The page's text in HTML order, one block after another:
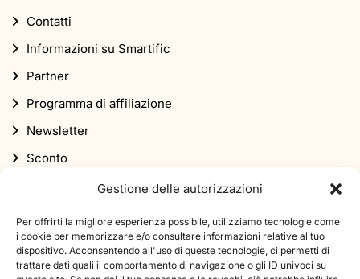
Gestione delle autorizzazioni
Per offrirti la migliore esperienza possibile, utilizziamo tecnologie come
i cookie per memorizzare e/o consultare informazioni relative al tuo
dispositivo. Acconsentendo all'uso di queste tecnologie, ci permetti di
trattare dati quali il comportamento di navigazione o gli ID univoci su
Contatti
Informazioni su Smartific
Partner
Programma di affiliazione
Newsletter
Sconto